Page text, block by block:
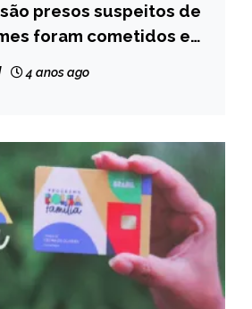
presos suspeitos de
foram cometidos em
4 anos ago